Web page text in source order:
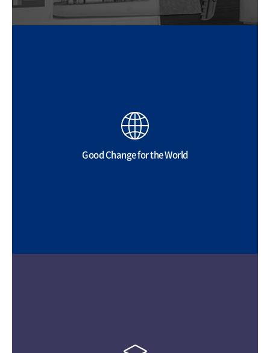
Good Change for the World